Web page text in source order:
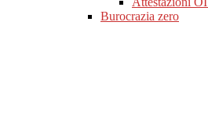
Burocrazia zero